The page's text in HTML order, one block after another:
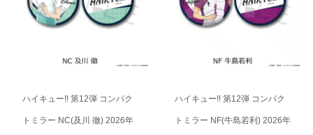
ハイキュー!! 第12弾 コンパク
トミラー NC(及川 徹) 2026年
ハイキュー!! 第12弾 コンパク
トミラー NF(牛島若利) 2026年